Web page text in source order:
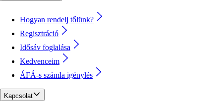
Hogyan rendelj tőlünk?
Regisztráció
Idősáv foglalása
Kedvenceim
ÁFÁ-s számla igénylés
Kapcsolat